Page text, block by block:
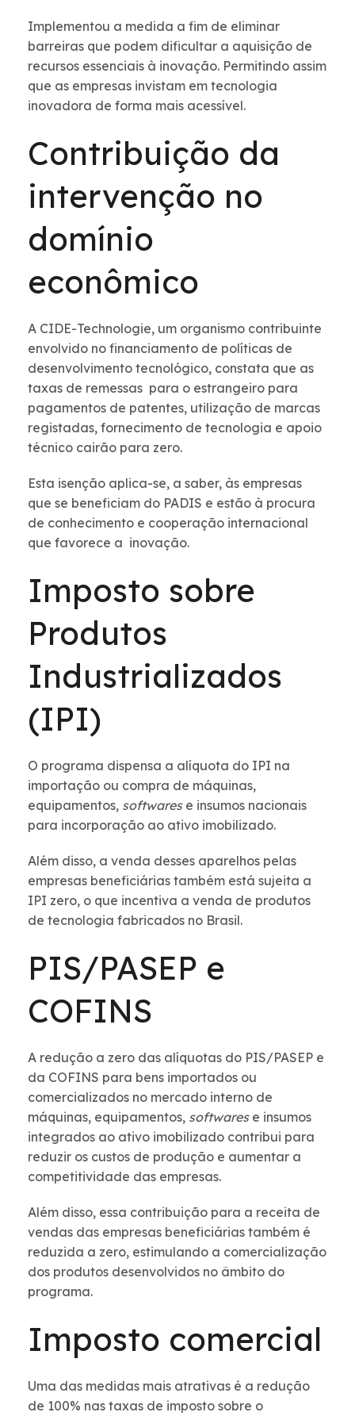
Implementou a medida a fim de eliminar
barreiras que podem dificultar a aquisição de
recursos essenciais à inovação. Permitindo assim
que as empresas invistam em tecnologia
inovadora de forma mais acessível.
Contribuição da
intervenção no
domínio
econômico
A CIDE-Technologie, um organismo contribuinte
envolvido no financiamento de políticas de
desenvolvimento tecnológico, constata que as
taxas de remessas para o estrangeiro para
pagamentos de patentes, utilização de marcas
registadas, fornecimento de tecnologia e apoio
técnico cairão para zero.
Esta isenção aplica-se, a saber, às empresas
que se beneficiam do PADIS e estão à procura
de conhecimento e cooperação internacional
que favorece a inovação.
Imposto sobre
Produtos
Industrializados
(IPI)
O programa dispensa a alíquota do IPI na
importação ou compra de máquinas,
equipamentos, softwares e insumos nacionais
para incorporação ao ativo imobilizado.
Além disso, a venda desses aparelhos pelas
empresas beneficiárias também está sujeita a
IPI zero, o que incentiva a venda de produtos
de tecnologia fabricados no Brasil.
PIS/PASEP e
COFINS
A redução a zero das alíquotas do PIS/PASEP e
da COFINS para bens importados ou
comercializados no mercado interno de
máquinas, equipamentos, softwares e insumos
integrados ao ativo imobilizado contribui para
reduzir os custos de produção e aumentar a
competitividade das empresas.
Além disso, essa contribuição para a receita de
vendas das empresas beneficiárias também é
reduzida a zero, estimulando a comercialização
dos produtos desenvolvidos no âmbito do
programa.
Imposto comercial
Uma das medidas mais atrativas é a redução
de 100% nas taxas de imposto sobre o